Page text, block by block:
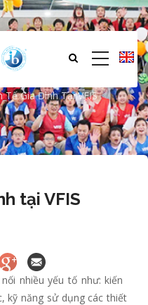
tại VFIS
Tế Gia Đình Tại VFIS
tại VFIS
nhiều yếu tố như: kiến
kỹ năng sử dụng các thiết